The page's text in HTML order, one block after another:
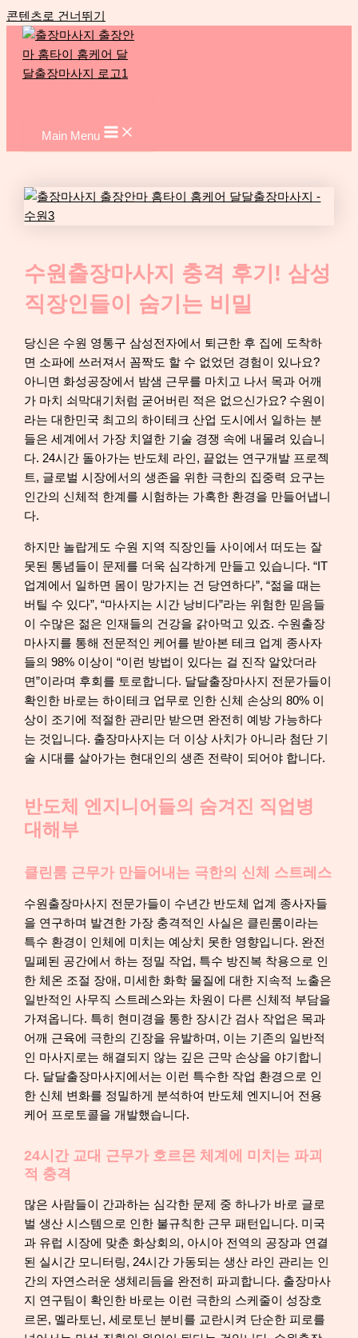
콘텐츠로 건너뛰기
Main Menu
수원출장마사지 충격 후기! 삼성
직장인들이 숨기는 비밀
당신은 수원 영통구 삼성전자에서 퇴근한 후 집에 도착하
면 소파에 쓰러져서 꼼짝도 할 수 없었던 경험이 있나요?
아니면 화성공장에서 밤샘 근무를 마치고 나서 목과 어깨
가 마치 쇠막대기처럼 굳어버린 적은 없으신가요? 수원이
라는 대한민국 최고의 하이테크 산업 도시에서 일하는 분
들은 세계에서 가장 치열한 기술 경쟁 속에 내몰려 있습니
다. 24시간 돌아가는 반도체 라인, 끝없는 연구개발 프로젝
트, 글로벌 시장에서의 생존을 위한 극한의 집중력 요구는
인간의 신체적 한계를 시험하는 가혹한 환경을 만들어냅니
다.
하지만 놀랍게도 수원 지역 직장인들 사이에서 떠도는 잘
못된 통념들이 문제를 더욱 심각하게 만들고 있습니다. “IT
업계에서 일하면 몸이 망가지는 건 당연하다”, “젊을 때는
버틸 수 있다”, “마사지는 시간 낭비다”라는 위험한 믿음들
이 수많은 젊은 인재들의 건강을 갉아먹고 있죠. 수원출장
마사지를 통해 전문적인 케어를 받아본 테크 업계 종사자
들의 98% 이상이 “이런 방법이 있다는 걸 진작 알았더라
면”이라며 후회를 토로합니다. 달달출장마사지 전문가들이
확인한 바로는 하이테크 업무로 인한 신체 손상의 80% 이
상이 조기에 적절한 관리만 받으면 완전히 예방 가능하다
는 것입니다. 출장마사지는 더 이상 사치가 아니라 첨단 기
술 시대를 살아가는 현대인의 생존 전략이 되어야 합니다.
반도체 엔지니어들의 숨겨진 직업병
대해부
클린룸 근무가 만들어내는 극한의 신체 스트레스
수원출장마사지 전문가들이 수년간 반도체 업계 종사자들
을 연구하며 발견한 가장 충격적인 사실은 클린룸이라는
특수 환경이 인체에 미치는 예상치 못한 영향입니다. 완전
밀폐된 공간에서 하는 정밀 작업, 특수 방진복 착용으로 인
한 체온 조절 장애, 미세한 화학 물질에 대한 지속적 노출은
일반적인 사무직 스트레스와는 차원이 다른 신체적 부담을
가져옵니다. 특히 현미경을 통한 장시간 검사 작업은 목과
어깨 근육에 극한의 긴장을 유발하며, 이는 기존의 일반적
인 마사지로는 해결되지 않는 깊은 근막 손상을 야기합니
다. 달달출장마사지에서는 이런 특수한 작업 환경으로 인
한 신체 변화를 정밀하게 분석하여 반도체 엔지니어 전용
케어 프로토콜을 개발했습니다.
24시간 교대 근무가 호르몬 체계에 미치는 파괴
적 충격
많은 사람들이 간과하는 심각한 문제 중 하나가 바로 글로
벌 생산 시스템으로 인한 불규칙한 근무 패턴입니다. 미국
과 유럽 시장에 맞춘 화상회의, 아시아 전역의 공장과 연결
된 실시간 모니터링, 24시간 가동되는 생산 라인 관리는 인
간의 자연스러운 생체리듬을 완전히 파괴합니다. 출장마사
지 연구팀이 확인한 바로는 이런 극한의 스케줄이 성장호
르몬, 멜라토닌, 세로토닌 분비를 교란시켜 단순한 피로를